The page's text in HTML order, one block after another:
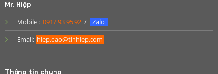
Mr. Hiệp
Mobile : 0917 93 95 92/
Zalo
Email: hiep.dao@tinhiep.com
Thông tin chung